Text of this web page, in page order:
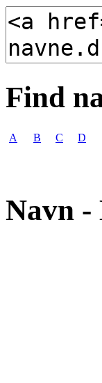
Find
A B C D
Navn -